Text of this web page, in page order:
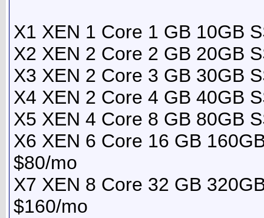
X1 XEN 1 Core 1 GB 10GB
X2 XEN 2 Core 2 GB 20GB
X3 XEN 2 Core 3 GB 30GB
X4 XEN 2 Core 4 GB 40GB
X5 XEN 4 Core 8 GB 80GB
X6 XEN 6 Core 16 GB
$80/mo
X7 XEN 8 Core 32 GB
$160/mo